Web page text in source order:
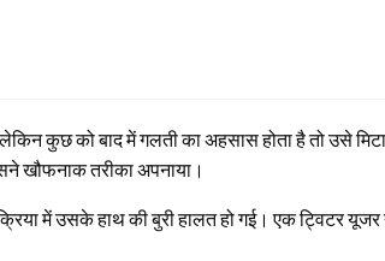
कुछ को बाद में गलती का अहसास होता है तो उसे
खौफनाक तरीका अपनाया।
में उसके हाथ की बुरी हालत हो गई। एक ट्विटर यूजर